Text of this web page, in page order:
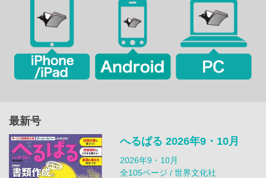
最新号
へるぱる 2026年9・10月
2026年9・10月
全105ページ / 世界文化社